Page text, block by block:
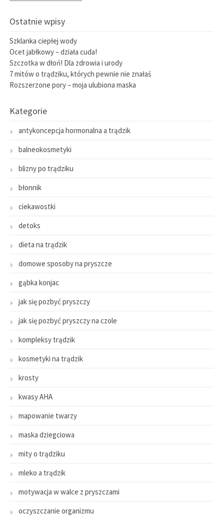
Ostatnie wpisy
Szklanka ciepłej wody
Ocet jabłkowy – działa cuda!
Szczotka w dłoń! Dla zdrowia i urody
7 mitów o trądziku, których pewnie nie znałaś
Rozszerzone pory – moja ulubiona maska
Kategorie
antykoncepcja hormonalna a trądzik
balneokosmetyki
blizny po trądziku
błonnik
ciekawostki
detoks
dieta na trądzik
domowe sposoby na pryszcze
gąbka konjac
jak się pozbyć pryszczy
jak się pozbyć pryszczy na czole
kompleksy trądzik
kosmetyki na trądzik
krosty
kwasy AHA
mapowanie twarzy
maska dziegciowa
mity o trądziku
mleko a trądzik
motywacja w walce z pryszczami
oczyszczanie organizmu